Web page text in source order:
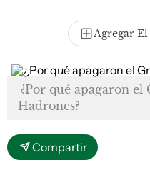
Agregar
¿Por qué apagaron
Hadrones?
Compartir